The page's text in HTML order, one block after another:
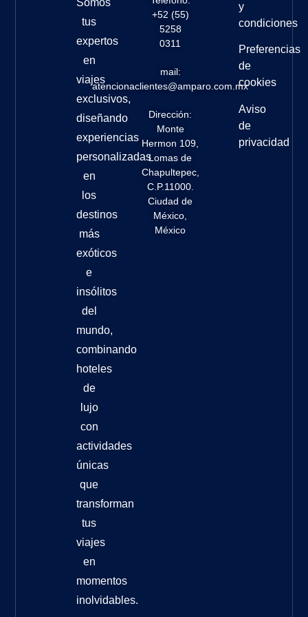
Somos
tus
expertos
en
viajes
exclusivos,
diseñando
experiencias
personalizadas
en
los
destinos
más
exóticos
e
insólitos
del
mundo,
combinando
hoteles
de
lujo
con
actividades
únicas
que
transforman
tus
viajes
en
momentos
inolvidables.
+52 (55)
5258
0311
mail:
atencionaclientes@amparo.com.mx
Dirección:
Monte
Hermon 109,
Lomas de
Chapultepec,
C.P.11000.
Ciudad de
México,
México
y
condiciones
Preferencias
de
cookies
Aviso
de
privacidad